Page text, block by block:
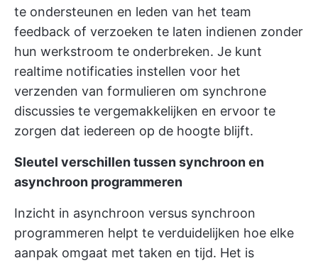
te ondersteunen en leden van het team
feedback of verzoeken te laten indienen zonder
hun werkstroom te onderbreken. Je kunt
realtime notificaties instellen voor het
verzenden van formulieren om synchrone
discussies te vergemakkelijken en ervoor te
zorgen dat iedereen op de hoogte blijft.
Sleutel verschillen tussen synchroon en
asynchroon programmeren
Inzicht in asynchroon versus synchroon
programmeren helpt te verduidelijken hoe elke
aanpak omgaat met taken en tijd. Het is